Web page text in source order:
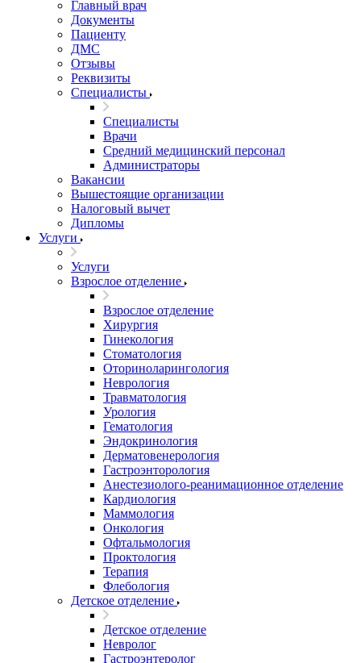
Главный врач
Документы
Пациенту
ДМС
Отзывы
Реквизиты
Специалисты
Специалисты
Врачи
Средний медицинский персонал
Администраторы
Вакансии
Вышестоящие организации
Налоговый вычет
Дипломы
Услуги
Услуги
Взрослое отделение
Взрослое отделение
Хирургия
Гинекология
Стоматология
Оториноларингология
Неврология
Травматология
Урология
Гематология
Эндокринология
Дерматовенерология
Гастроэнторология
Анестезиолого-реанимационное отделение
Кардиология
Маммология
Онкология
Офтальмология
Проктология
Терапия
Флебология
Детское отделение
Детское отделение
Невролог
Гастроэнтеролог